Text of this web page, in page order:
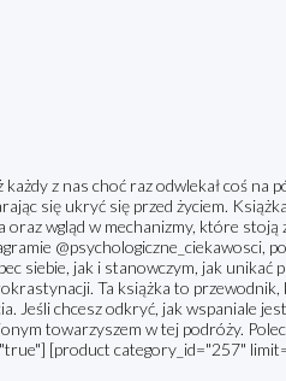
z nas choć raz odwlekał coś na
się ukryć się przed życiem.
wgląd w mechanizmy, które stoją
@psychologiczne_ciekawosci,
siebie, jak i stanowczym, jak unikać
Ta książka to
Jeśli chcesz odkryć, jak wspaniale
towarzyszem w tej podróży.
[product category_id="257"